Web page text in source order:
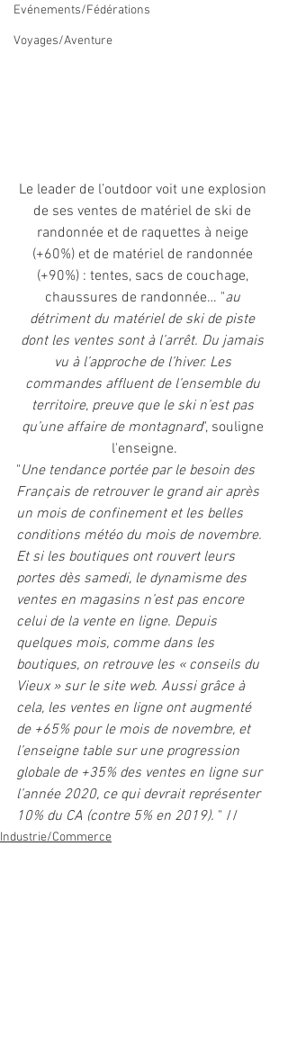
Evénements/Fédérations
Voyages/Aventure
Le leader de l’outdoor voit une explosion
de ses ventes de matériel de ski de
randonnée et de raquettes à neige
(+60%) et de matériel de randonnée
(+90%) : tentes, sacs de couchage,
chaussures de randonnée… "au
détriment du matériel de ski de piste
dont les ventes sont à l’arrêt. Du jamais
vu à l’approche de l’hiver. Les
commandes affluent de l’ensemble du
territoire, preuve que le ski n’est pas
qu’une affaire de montagnard", souligne
l'enseigne.
"Une tendance portée par le besoin des
Français de retrouver le grand air après
un mois de confinement et les belles
conditions météo du mois de novembre.
Et si les boutiques ont rouvert leurs
portes dès samedi, le dynamisme des
ventes en magasins n’est pas encore
celui de la vente en ligne. Depuis
quelques mois, comme dans les
boutiques, on retrouve les « conseils du
Vieux » sur le site web. Aussi grâce à
cela, les ventes en ligne ont augmenté
de +65% pour le mois de novembre, et
l’enseigne table sur une progression
globale de +35% des ventes en ligne sur
l’année 2020, ce qui devrait représenter
10% du CA (contre 5% en 2019). " //
Industrie/Commerce